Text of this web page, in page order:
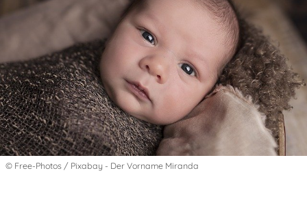
© Free-Photos / Pixabay - Der Vorname Miranda